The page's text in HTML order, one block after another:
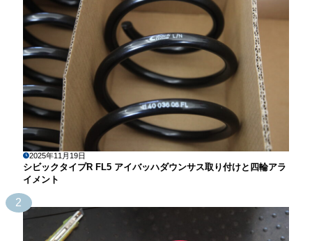
2025年11月19日
シビックタイプR FL5 アイバッハダウンサス取り付けと四輪アラ
イメント
2